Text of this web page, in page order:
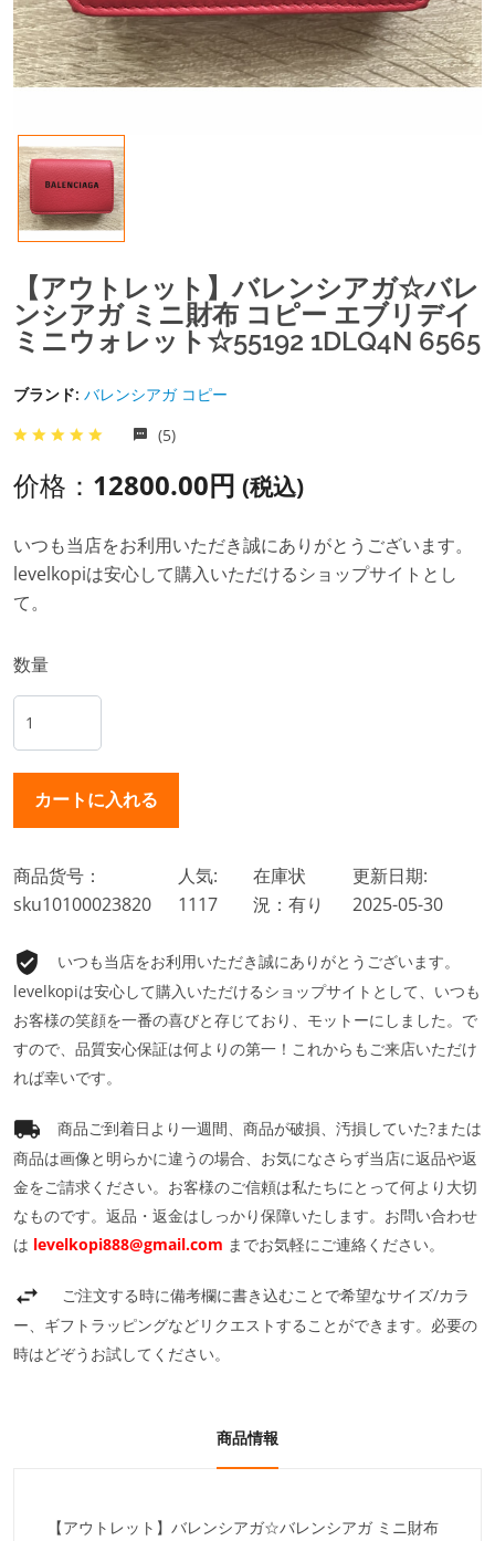
【アウトレット】バレンシアガ☆バレ
ンシアガ ミニ財布 コピー エブリデイ
ミニウォレット☆55192 1DLQ4N 6565
ブランド: バレンシアガ コピー
(5)
价格： 12800.00円 (税込)
いつも当店をお利用いただき誠にありがとうございます。
levelkopiは安心して購入いただけるショップサイトとし
て。
数量
商品货号：
sku10100023820
人気:
1117
在庫状
況：有り
更新日期:
2025-05-30
いつも当店をお利用いただき誠にありがとうございます。
levelkopiは安心して購入いただけるショップサイトとして、いつも
お客様の笑顔を一番の喜びと存じており、モットーにしました。で
すので、品質安心保証は何よりの第一！これからもご来店いただけ
れば幸いです。
商品ご到着日より一週間、商品が破損、汚損していた?または
商品は画像と明らかに違うの場合、お気になさらず当店に返品や返
金をご請求ください。お客様のご信頼は私たちにとって何より大切
なものです。返品・返金はしっかり保障いたします。お問い合わせ
は levelkopi888@gmail.com までお気軽にご連絡ください。
ご注文する時に備考欄に書き込むことで希望なサイズ/カラ
ー、ギフトラッピングなどリクエストすることができます。必要の
時はどぞうお試してください。
商品情報
【アウトレット】バレンシアガ☆バレンシアガ ミニ財布